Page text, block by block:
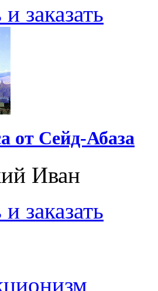
заказать
от Сейд-Абаза
Иван
заказать